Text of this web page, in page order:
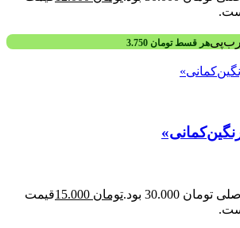
هر قسطتومان
30.000 بود. تومان
قیمت